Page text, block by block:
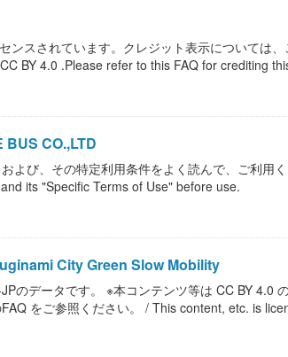
ンスされています。クレジット表示については
BY 4.0 .Please refer to this FAQ for crediting
BUS CO.,LTD
よび、その特定利用条件をよく読んで、ご利用
its "Specific Terms of Use" before use.
City Green Slow Mobility
のデータです。 ※本コンテンツ等は CC BY 4.0
をご参照ください。 / This content, etc. is